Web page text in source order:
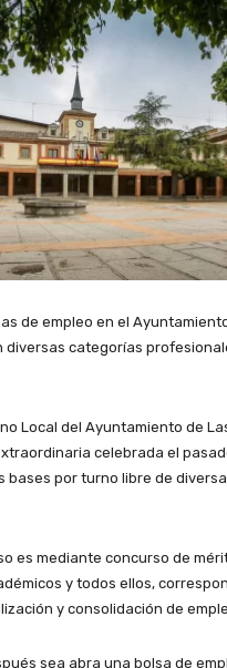
de empleo en el
diversas categorías
Local del Ayuntamiento de
celebrada el
bases por turno libre de
es mediante concurso de
y todos ellos,
y consolidación de
sea abra una bolsa de